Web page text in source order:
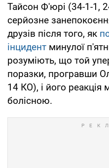
Тайсон Ф'юрі (34-1-1,
серйозне
друзів після того, як
інцидент минулої
розуміють, що той
поразки, програвши
14 КО), і його
болісною.